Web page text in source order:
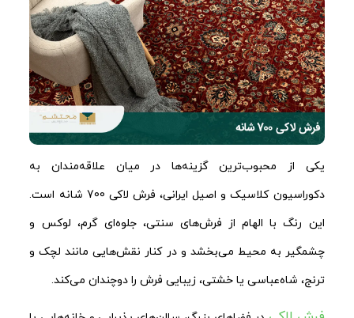
یکی از محبوب‌ترین گزینه‌ها در میان علاقه‌مندان به
دکوراسیون کلاسیک و اصیل ایرانی، فرش لاکی 700 شانه است.
این رنگ با الهام از فرش‌های سنتی، جلوه‌ای گرم، لوکس و
چشمگیر به محیط می‌بخشد و در کنار نقش‌هایی مانند لچک و
ترنج، شاه‌عباسی یا خشتی، زیبایی فرش را دوچندان می‌کند.